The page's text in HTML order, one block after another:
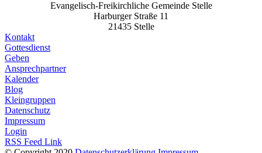
Evangelisch-Freikirchliche Gemeinde Stelle
Harburger Straße 11
21435 Stelle
Kontakt
Gottesdienst
Geben
Ansprechpartner
Kalender
Blog
Kleingruppen
Datenschutz
Impressum
Login
RSS Feed Link